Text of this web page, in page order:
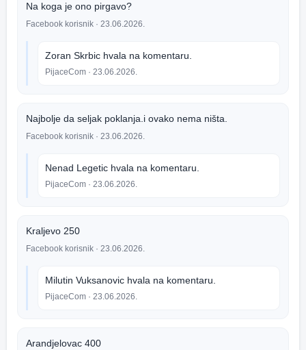
Na koga je ono pirgavo?
Facebook korisnik · 23.06.2026.
Zoran Skrbic hvala na komentaru.
PijaceCom · 23.06.2026.
Najbolje da seljak poklanja.i ovako nema ništa.
Facebook korisnik · 23.06.2026.
Nenad Legetic hvala na komentaru.
PijaceCom · 23.06.2026.
Kraljevo 250
Facebook korisnik · 23.06.2026.
Milutin Vuksanovic hvala na komentaru.
PijaceCom · 23.06.2026.
Arandjelovac 400